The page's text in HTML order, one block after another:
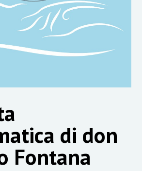
di don
Fontana